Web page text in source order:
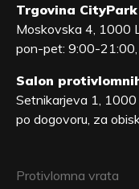
Trgovina CityPark
Moskovska 4, 1000
pon-pet: 9:00-
Salon
Setnikarjeva 1, 1000
po dogovoru, za
Protivlomna vrata